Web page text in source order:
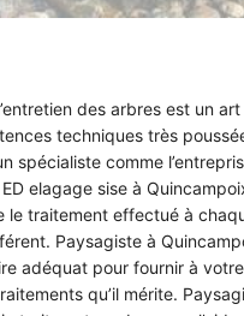
des arbres est un
techniques très
spécialiste comme
elagage sise à
le traitement effectué à
Paysagiste à
adéquat pour fournir à
qu’il mérite.